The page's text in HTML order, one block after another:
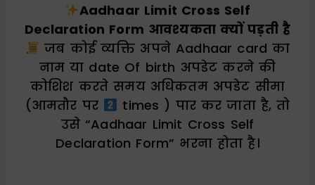
Aadhaar Limit Cross Self
Declaration Form आवश्यकता क्यों पड़ती है
जब कोई व्यक्ति अपने Aadhaar card का
नाम या date Of birth अपडेट करने की
कोशिश करते समय अधिकतम अपडेट सीमा
(आमतौर पर
times ) पार कर जाता है, तो
उसे “Aadhaar Limit Cross Self
Declaration Form” भरना होता है।